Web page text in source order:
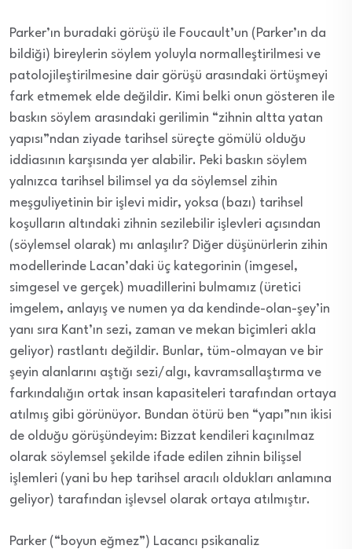
Parker’ın buradaki görüşü ile Foucault’un (Parker’ın da
bildiği) bireylerin söylem yoluyla normalleştirilmesi ve
patolojileştirilmesine dair görüşü arasındaki örtüşmeyi
fark etmemek elde değildir. Kimi belki onun gösteren ile
baskın söylem arasındaki gerilimin “zihnin altta yatan
yapısı”ndan ziyade tarihsel süreçte gömülü olduğu
iddiasının karşısında yer alabilir. Peki baskın söylem
yalnızca tarihsel bilimsel ya da söylemsel zihin
meşguliyetinin bir işlevi midir, yoksa (bazı) tarihsel
koşulların altındaki zihnin sezilebilir işlevleri açısından
(söylemsel olarak) mı anlaşılır? Diğer düşünürlerin zihin
modellerinde Lacan’daki üç kategorinin (imgesel,
simgesel ve gerçek) muadillerini bulmamız (üretici
imgelem, anlayış ve numen ya da kendinde-olan-şey’in
yanı sıra Kant’ın sezi, zaman ve mekan biçimleri akla
geliyor) rastlantı değildir. Bunlar, tüm-olmayan ve bir
şeyin alanlarını aştığı sezi/algı, kavramsallaştırma ve
farkındalığın ortak insan kapasiteleri tarafından ortaya
atılmış gibi görünüyor. Bundan ötürü ben “yapı”nın ikisi
de olduğu görüşündeyim: Bizzat kendileri kaçınılmaz
olarak söylemsel şekilde ifade edilen zihnin bilişsel
işlemleri (yani bu hep tarihsel aracılı oldukları anlamına
geliyor) tarafından işlevsel olarak ortaya atılmıştır.
Parker (“boyun eğmez”) Lacancı psikanaliz